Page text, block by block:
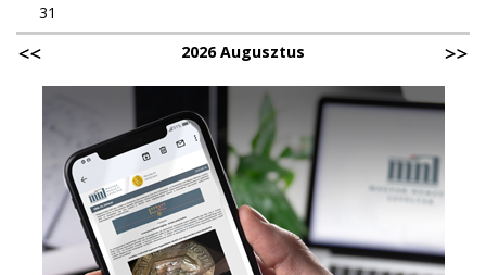
31
2026 Augusztus